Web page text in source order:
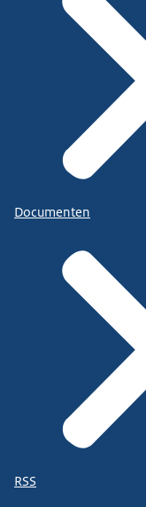
Documenten
RSS